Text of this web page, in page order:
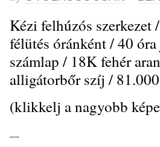
Kézi felhúzós
félütés óránként / 40
számlap / 18K fehér
alligátorbőr szíj /
(klikkelj a nagyobb